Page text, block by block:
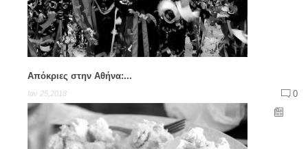
Απόκριες στην Αθήνα:...
Ιαν 25,2018 0